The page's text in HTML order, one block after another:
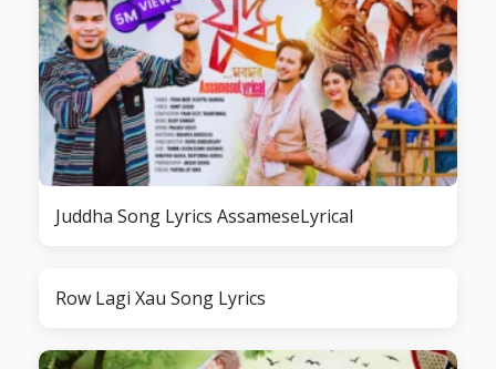
Juddha Song Lyrics AssameseLyrical
Row Lagi Xau Song Lyrics